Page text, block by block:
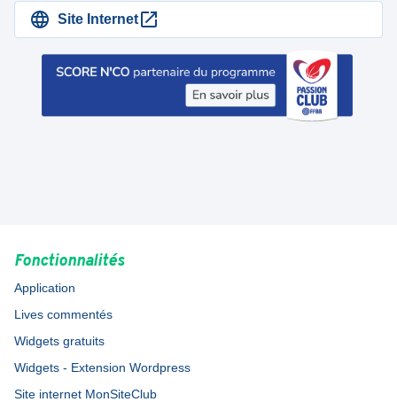
Site Internet
Fonctionnalités
Application
Lives commentés
Widgets gratuits
Widgets - Extension Wordpress
Site internet MonSiteClub